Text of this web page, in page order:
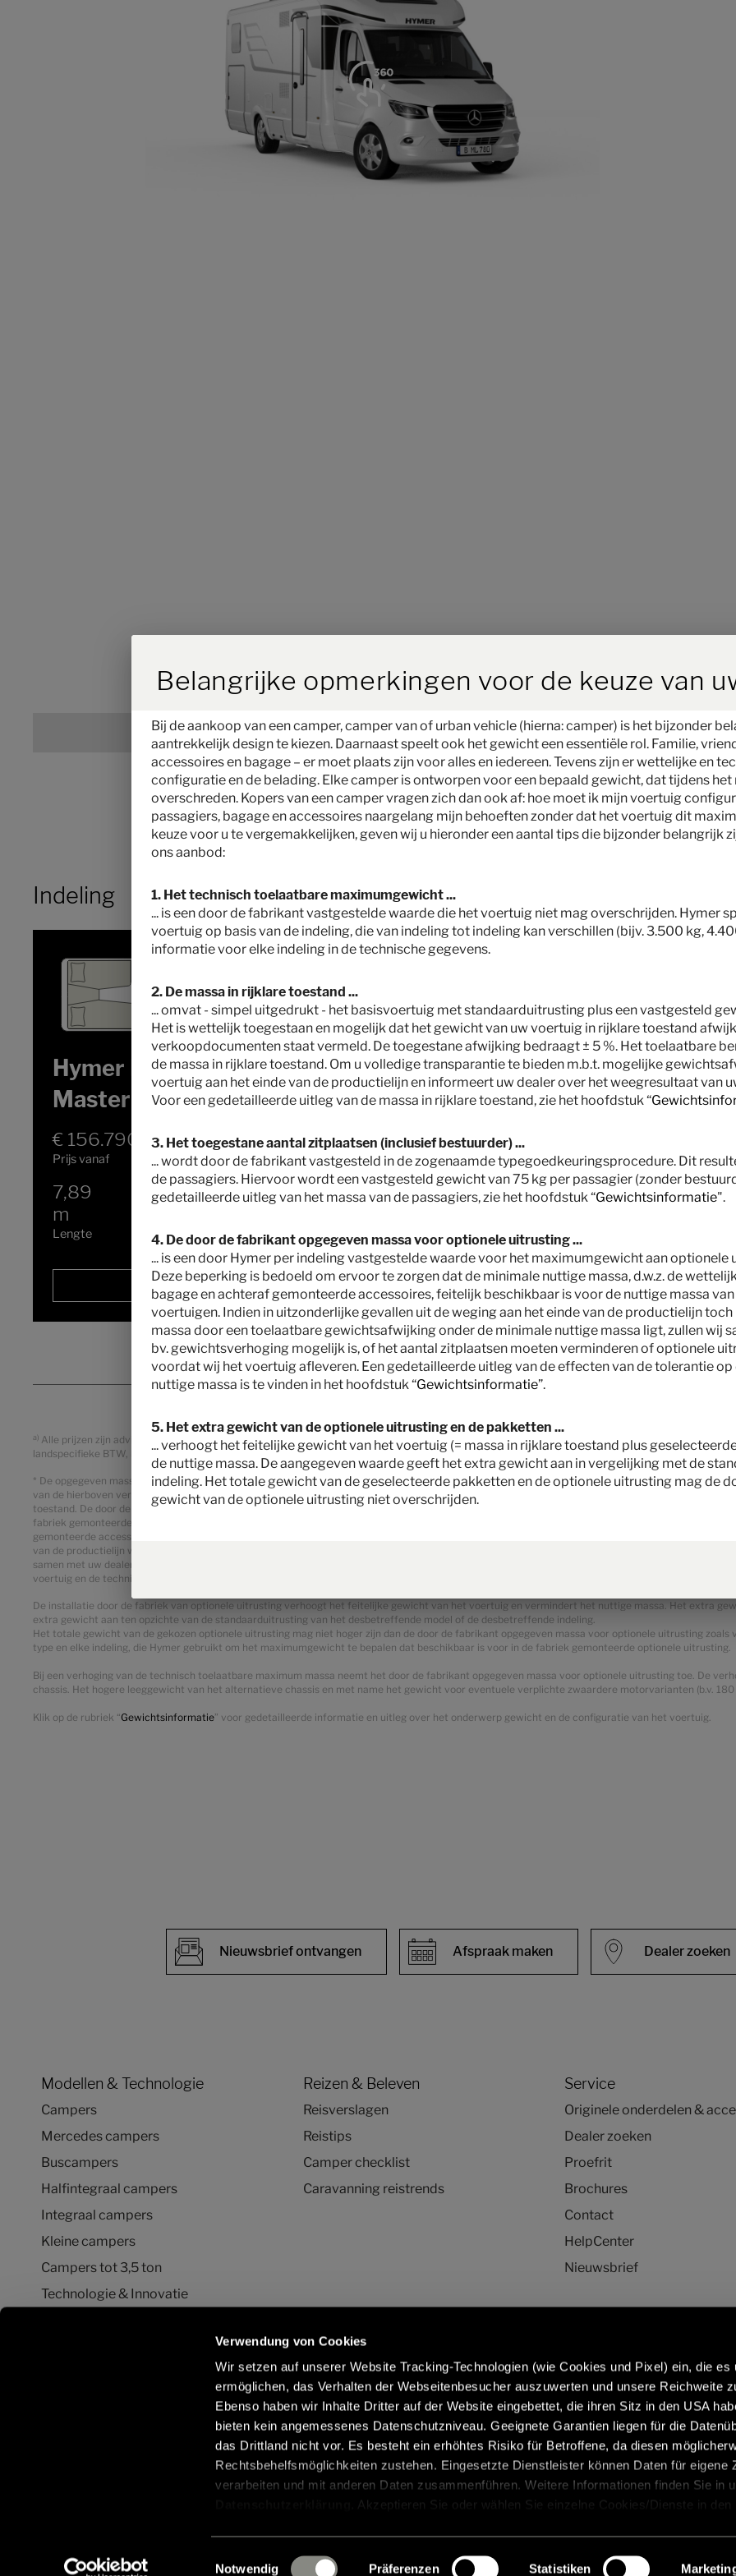
Verwendung von Cookies
Wir setzen auf unserer Website Tracking-Technologien (wie Cookies und Pixel) ein, die es
ermöglichen, das Verhalten der Webseitenbesucher auszuwerten und unsere Reichweite
Ebenso haben wir Inhalte Dritter auf der Website eingebettet, die ihren Sitz in den USA
bieten kein angemessenes Datenschutzniveau. Geeignete Garantien liegen für die
das Drittland nicht vor. Es besteht ein erhöhtes Risiko für Betroffene, da diesen
Rechtsbehelfsmöglichkeiten zustehen. Eingesetzte Dienstleister können Daten für eigene
verarbeiten und mit anderen Daten zusammenführen. Weitere Informationen finden Sie in
. Akzeptieren Sie oder wählen Sie einzelne Cookies/Dienste in den
Einstellungen widerrufen werden. Klicken Sie auf Ablehnen, werden nur die notwendigen
Einwilligungsauswahl
Notwendig Präferenzen Statistiken
Stap 1 / 11
Indeling
Indeling
Hymer B-Klasse
MasterLine T 780
€ 156.790,–
Prijs vanaf
2 - 3
Slaapplaatsen
7,89
m
Lengte
4430 kg
uitgezocht
a) Alle prijzen zijn adviesverkoopprijzen in EUR, gebaseerd op de Nederlandse verkoopprijzen inclusief de onvermijdbare kosten en kosten voor
landspecifieke BTW, landspecifieke specificaties, on-the-roadheffingen of invoerrechten. Neem contact op met uw plaatselijke dealer voor de
* De opgegeven massa in rijklare toestand is een standaardwaarde die in de typegoedkeuringsprocedure is vastgesteld. Ten gevolge van
van de hierboven vermelde waarde. Afwijkingen van maximaal ± 5 % van de massa in rijklare toestand zijn wettelijk toegestaan en mogelijk. Het
toestand. De door de fabrikant opgegeven massa voor optionele uitrusting is een berekende waarde voor elk type en elke indeling, die Hymer
fabriek gemonteerde optionele uitrusting. De beperking van de optionele uitrusting is bedoeld om ervoor te zorgen dat het minimale nuttige massa,
gemonteerde accessoires, feitelijk beschikbaar is voor de nuttige massa van de door Hymer geleverde voertuigen. Het effectieve gewicht van uw
van de productielijn wordt gewogen. Indien in uitzonderlijke gevallen uit de weging blijkt dat de feitelijke nuttige massa als gevolg van een
samen met uw dealer en u nagaan of bijv. gewichtsverhoging mogelijk is, of het aantal zitplaatsen moeten verminderen of optionele uitrustingen
voertuig en de technisch toelaatbare maximummassa op de as mogen niet worden overschreden.
De installatie door de fabriek van optionele uitrusting verhoogt het feitelijke gewicht van het voertuig en vermindert het nuttige massa. Het extra
extra gewicht aan ten opzichte van de standaarduitrusting van het desbetreffende model of de desbetreffende indeling.
Het totale gewicht van de gekozen optionele uitrusting mag niet hoger zijn dan de door de fabrikant opgegeven massa voor optionele uitrusting
type en elke indeling, die Hymer gebruikt om het maximumgewicht te bepalen dat beschikbaar is voor in de fabriek gemonteerde optionele uitrusting.
Bij een verhoging van de technisch toelaatbare maximum massa neemt het door de fabrikant opgegeven massa voor optionele uitrusting toe. De
chassis. Het hogere leeggewicht van het alternatieve chassis en met name het gewicht voor eventuele verplichte zwaardere motorvarianten (b.v.
Klik op de rubriek “Gewichtsinformatie” voor gedetailleerde informatie en uitleg over het onderwerp gewicht en de configuratie van het voertuig.
Dealer zoeken
Afspraak maken
Nieuwsbrief ontvangen
Modellen & Technologie
Campers
Mercedes campers
Buscampers
Halfintegraal campers
Integraal campers
Kleine campers
Campers tot 3,5 ton
Technologie & Innovatie
Camper en Buscamper Configurator
Reizen & Beleven
Reisverslagen
Reistips
Camper checklist
Caravanning reistrends
Service
Originele onderdelen &
Dealer zoeken
Proefrit
Brochures
Contact
HelpCenter
Nieuwsbrief
Blijf in contact met ons via sociale
Meer informatie over originele
Hymer-onderdelen en -accessoires:
accessoires
Caravans in premium kwaliteit:
https://www.eriba.com/nl/nl
Gewichtsinformatie Privacyverklaring
© 2026 Hymer GmbH & Co. KG
Durch Scrolling wird der Button zum
Belangrijke opmerkingen voor de keuze van
Bij de aankoop van een camper, camper van of urban vehicle (hierna: camper) is het bijzonder
aantrekkelijk design te kiezen. Daarnaast speelt ook het gewicht een essentiële rol. Familie,
accessoires en bagage – er moet plaats zijn voor alles en iedereen. Tevens zijn er wettelijke en
configuratie en de belading. Elke camper is ontworpen voor een bepaald gewicht, dat tijdens
overschreden. Kopers van een camper vragen zich dan ook af: hoe moet ik mijn voertuig
passagiers, bagage en accessoires naargelang mijn behoeften zonder dat het voertuig dit
keuze voor u te vergemakkelijken, geven wij u hieronder een aantal tips die bijzonder belangrijk
ons aanbod:
1. Het technisch toelaatbare maximumgewicht ...
... is een door de fabrikant vastgestelde waarde die het voertuig niet mag overschrijden. Hymer
voertuig op basis van de indeling, die van indeling tot indeling kan verschillen (bijv. 3.500 kg,
informatie voor elke indeling in de technische gegevens.
2. De massa in rijklare toestand ...
... omvat - simpel uitgedrukt - het basisvoertuig met standaarduitrusting plus een vastgesteld
Het is wettelijk toegestaan en mogelijk dat het gewicht van uw voertuig in rijklare toestand
verkoopdocumenten staat vermeld. De toegestane afwijking bedraagt ± 5 %. Het toelaatbare
de massa in rijklare toestand. Om u volledige transparantie te bieden m.b.t. mogelijke
voertuig aan het einde van de productielijn en informeert uw dealer over het weegresultaat van
Voor een gedetailleerde uitleg van de massa in rijklare toestand, zie het hoofdstuk “
3. Het toegestane aantal zitplaatsen (inclusief bestuurder) ...
... wordt door de fabrikant vastgesteld in de zogenaamde typegoedkeuringsprocedure. Dit
de passagiers. Hiervoor wordt een vastgesteld gewicht van 75 kg per passagier (zonder
gedetailleerde uitleg van het massa van de passagiers, zie het hoofdstuk “Gewichtsinformatie".
4. De door de fabrikant opgegeven massa voor optionele uitrusting ...
... is een door Hymer per indeling vastgestelde waarde voor het maximumgewicht aan
Deze beperking is bedoeld om ervoor te zorgen dat de minimale nuttige massa, d.w.z. de
bagage en achteraf gemonteerde accessoires, feitelijk beschikbaar is voor de nuttige massa
voertuigen. Indien in uitzonderlijke gevallen uit de weging aan het einde van de productielijn
massa door een toelaatbare gewichtsafwijking onder de minimale nuttige massa ligt, zullen wij
bv. gewichtsverhoging mogelijk is, of het aantal zitplaatsen moeten verminderen of optionele
voordat wij het voertuig afleveren. Een gedetailleerde uitleg van de effecten van de tolerantie
nuttige massa is te vinden in het hoofdstuk “Gewichtsinformatie”.
5. Het extra gewicht van de optionele uitrusting en de pakketten ...
... verhoogt het feitelijke gewicht van het voertuig (= massa in rijklare toestand plus
de nuttige massa. De aangegeven waarde geeft het extra gewicht aan in vergelijking met de
indeling. Het totale gewicht van de geselecteerde pakketten en de optionele uitrusting mag de
gewicht van de optionele uitrusting niet overschrijden.